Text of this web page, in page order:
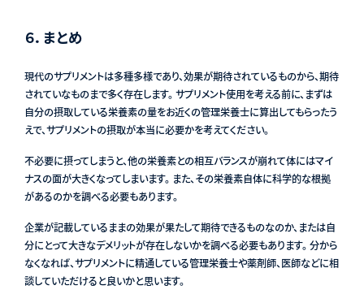
６．まとめ
現代のサプリメントは多種多様であり、効果が期待されているものから、期待
されていなものまで多く存在します。 サプリメント使用を考える前に、まずは
自分の摂取している栄養素の量をお近くの管理栄養士に算出してもらったう
えで、サプリメントの摂取が本当に必要かを考えてください。
不必要に摂ってしまうと、他の栄養素との相互バランスが崩れて体にはマイ
ナスの面が大きくなってしまいます。 また、その栄養素自体に科学的な根拠
があるのかを調べる必要もあります。
企業が記載しているままの効果が果たして期待できるものなのか、または自
分にとって大きなデメリットが存在しないかを調べる必要もあります。 分から
なくなれば、サプリメントに精通している管理栄養士や薬剤師、医師などに相
談していただけると良いかと思います。